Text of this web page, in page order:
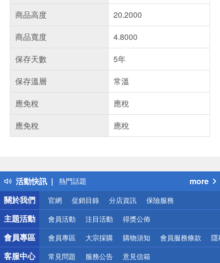
商品高度
20.2000
商品寬度
4.8000
保存天數
5年
保存溫層
常溫
應免稅
應稅
應免稅
應稅
活動快訊
得獎公告
熱門話題
銀行優惠
偏遠地區配送
詐騙網頁！請小心！
more
關於我們
官網 促銷目錄 分店資訊 保險服務
主題活動 會員活動 注目活動 得獎公佈
會員專區 會員專區 大宗採購 購物須知 會員服務條款 隱
客服中心 常見問題 服務公告 意見信箱